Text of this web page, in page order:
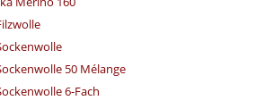
50 Mélange
6-Fach